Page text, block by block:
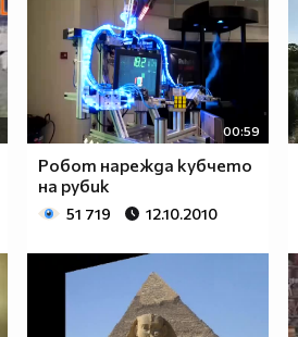
00:59
Робот нарежда кубчето
на рубик
51 719 12.10.2010